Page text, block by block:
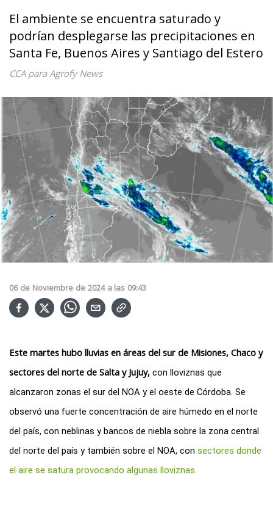
El ambiente se encuentra saturado y
podrían desplegarse las precipitaciones en
Santa Fe, Buenos Aires y Santiago del Estero
CCA para Agrofy News
06 de Noviembre de 2024 a las 09:43
Este martes hubo lluvias en áreas del sur de Misiones, Chaco y
sectores del norte de Salta y Jujuy, con lloviznas que
alcanzaron zonas el sur del NOA y el oeste de Córdoba. Se
observó una fuerte concentración de aire húmedo en el norte
del país, con neblinas y bancos de niebla sobre la zona central
del norte del país y también sobre el NOA, con sectores donde
el aire se satura provocando algunas lloviznas.